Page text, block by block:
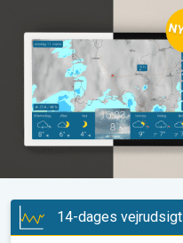
14-dages vejrudsigt